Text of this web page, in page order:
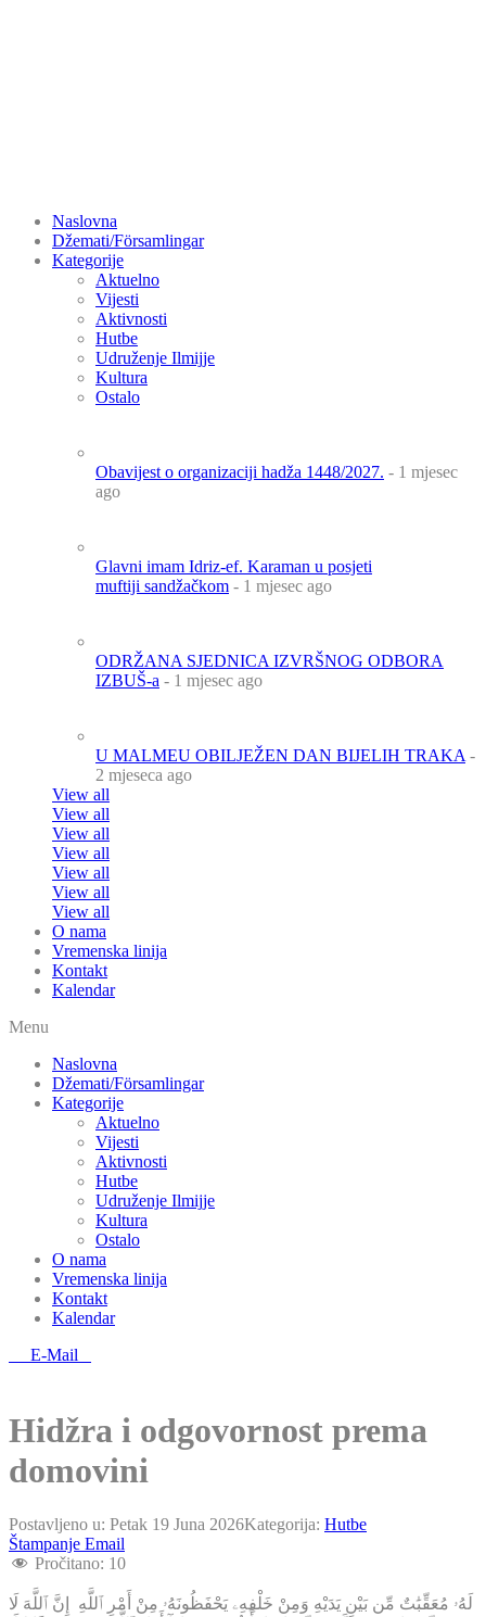
Naslovna
Džemati/Församlingar
Kategorije
Aktuelno
Vijesti
Aktivnosti
Hutbe
Udruženje Ilmijje
Kultura
Ostalo
Obavijest o organizaciji hadža 1448/2027. - 1 mjesec
ago
Glavni imam Idriz-ef. Karaman u posjeti
muftiji sandžačkom - 1 mjesec ago
ODRŽANA SJEDNICA IZVRŠNOG ODBORA
IZBUŠ-a - 1 mjesec ago
U MALMEU OBILJEŽEN DAN BIJELIH TRAKA -
2 mjeseca ago
View all
View all
View all
View all
View all
View all
View all
O nama
Vremenska linija
Kontakt
Kalendar
Menu
Naslovna
Džemati/Församlingar
Kategorije
Aktuelno
Vijesti
Aktivnosti
Hutbe
Udruženje Ilmijje
Kultura
Ostalo
O nama
Vremenska linija
Kontakt
Kalendar
E-Mail
Hidžra i odgovornost prema
domovini
Postavljeno u: Petak 19 Juna 2026Kategorija: Hutbe
Štampanje Email
Pročitano: 10
لَهُۥ مُعَقِّبَٰتٌ مِّن بَيْنِ يَدَيْهِ وَمِنْ خَلْفِهِۦ يَحْفَظُونَهُۥ مِنْ أَمْرِ ٱللَّهِ إِنَّ ٱللَّهَ لَا